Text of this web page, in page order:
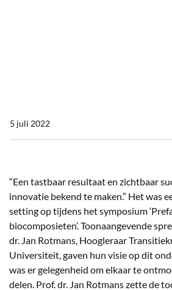
5 juli 2022
“Een tastbaar resultaat en zichtbaar
innovatie bekend te maken.” Het was
setting op tijdens het symposium
biocomposieten’. Toonaangevende
dr. Jan Rotmans, Hoogleraar
Universiteit, gaven hun visie op dit
was er gelegenheid om elkaar te
delen. Prof. dr. Jan Rotmans zette de